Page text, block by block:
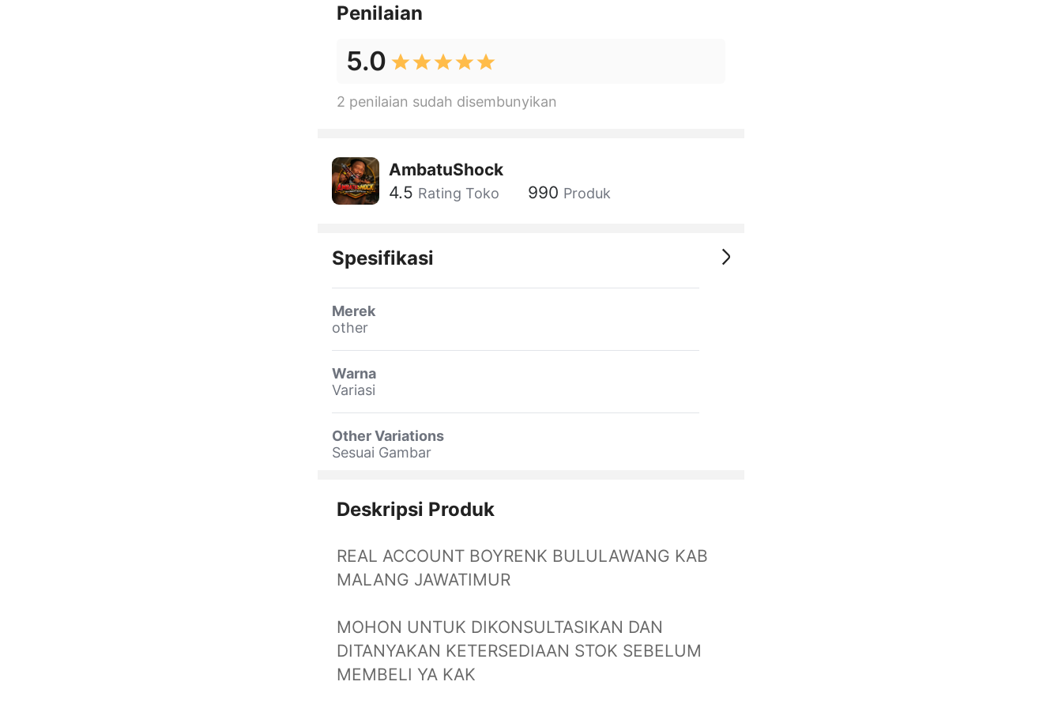
Penilaian
5.0
2 penilaian sudah disembunyikan
AmbatuShock
4.5 Rating Toko 990 Produk
Spesifikasi
Merek
other
Warna
Variasi
Other Variations
Sesuai Gambar
Deskripsi Produk
REAL ACCOUNT BOYRENK BULULAWANG KAB
MALANG JAWATIMUR
MOHON UNTUK DIKONSULTASIKAN DAN
DITANYAKAN KETERSEDIAAN STOK SEBELUM
MEMBELI YA KAK